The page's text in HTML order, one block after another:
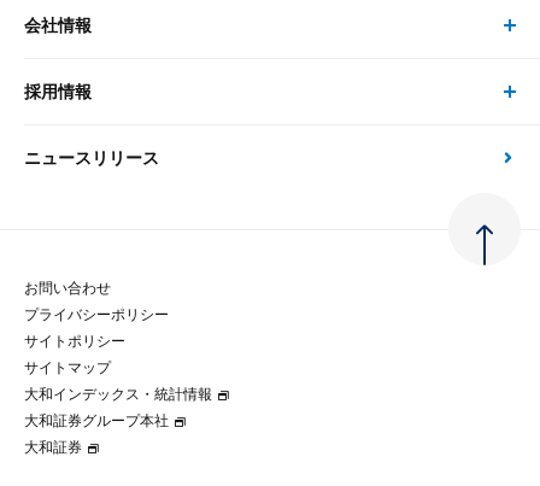
大和総研の強み
先端テクノロジーに基づく新たな価値の創出
政策分析
金融経済教育等
コラム
現在受付中のセミナー・イベント
サステナビリティの取り組み
次世代社会への貢献
マルチステークホルダー方針
パートナーシップ構築宣言
会社情報
会社情報 トップ
会社概要・役員一覧
大和総研の歩み
グループ会社
採用情報
採用情報 トップ
経験者採用
ニュースリリース
お問い合わせ
プライバシーポリシー
サイトポリシー
サイトマップ
大和インデックス・統計情報
大和証券グループ本社
大和証券